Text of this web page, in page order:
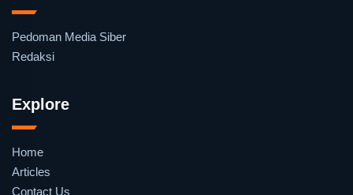
Pedoman Media Siber
Redaksi
Explore
Home
Articles
Contact Us